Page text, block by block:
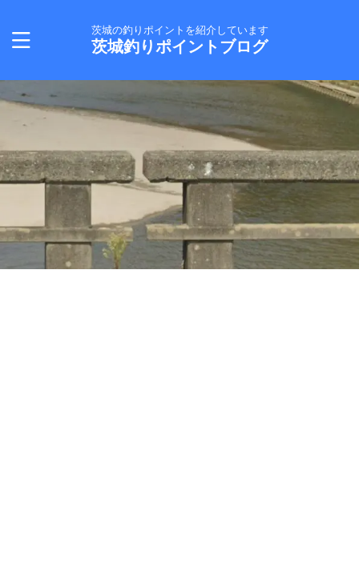
茨城の釣りポイントを紹介しています
茨城釣りポイントブログ